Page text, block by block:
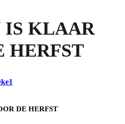
IS KLAAR
HERFST
DE HERFST